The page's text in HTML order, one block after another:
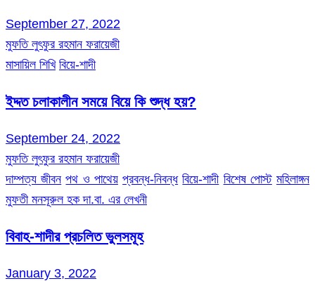
September 27, 2022
মুফতি লুৎফুর রহমান ফরায়েজী
মাসায়িল শিখি বিয়ে-শাদী
ইদ্দত চলাকালীন সময়ে বিয়ে কি শুদ্ধ হয়?
September 24, 2022
মুফতি লুৎফুর রহমান ফরায়েজী
দাম্পত্য জীবন পথ ও পাথেয় প্রবন্ধ-নিবন্ধ বিয়ে-শাদী বিশেষ পোস্ট মহিলাঙ্গন
মুফতী মনসূরুল হক দা.বা. এর লেখনী
বিবাহ-শাদীর প্রচলিত ভুলসমূহ
January 3, 2022